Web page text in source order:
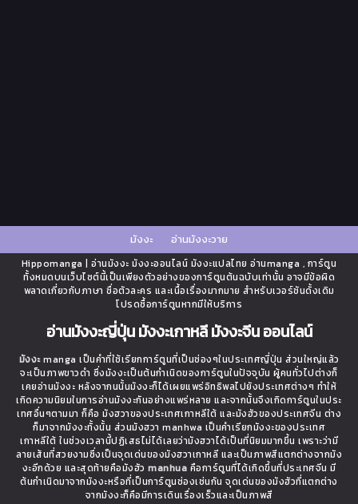
มังงะ อ่านมังงะวาย
Hippomanga | อ่านมังงะ มังงะออนไลน์ มังงะแปลไทย อ่านmanga , การ์ตูน
ทั้งหมดบนเว็บไซต์นี้เป็นเพียงตัวอย่างของการ์ตูนต้นฉบับเท่านั้น อาจมีข้อผิด
พลาดเกี่ยวกับภาษา ชื่อตัวละคร และเนื้อเรื่องมากมาย สำหรับเวอร์ชันดั้งเดิม
โปรดซื้อการ์ตูนหากมีให้บริการ
อ่านมังงะญี่ปุ่น มังงะเกาหลี มังงะจีน ออนไลน์
มังงะmanga เป็นคำที่ใช้เรียกการ์ตูนที่เป็นช่องๆในประเทศญี่ปุ่น ส่วนใหญ่แล้ว
จะเป็นภาพขาวดำ ซึ่งมังงะเป็นต้นกำเนิดของการ์ตูนในปัจจุบัน ผู้คนทั่วไปต่างก็
เคยอ่านมังงะ หลังจากนนั้นมังงะก็ได้เผยแพร่อิทธิพลไปยังประเทศต่างๆ ทำให้
เกิดความนิยมในการอ่านมังงะกันอย่างแพร่หลาย และจากนั้นจึงเกิดการ์ตูนในประ
เทศอื่นๆตามมา ก็คือ มังฮวาของประเทศเกาหลีใต้ และมังฮัวของประเทศจีน ต่าง
ก็มาจากมังงะทั้งนั้น ส่วนมังฮวา manhwa เป็นคำเรียกมังงะของประเทศ
เกาหลีใต้ ในช่วงเวลานี้ปฏิเสธไม่ได้เลยว่ามังฮวาได้เป็นที่นิยมมากขึ้น เพราะว่ามี
ลายเส้นที่สวยงามซึ่งเป็นจุดเด่นของมังฮวาเกาหลี และเป็นภาพสีแตกต่างจากมัง
งะอีกด้วย และสุดท้ายคือมังฮัว manhua คือการ์ตูนที่ได้เกิดขึ้นที่ประเทศจีน มี
ต้นกำเนิดมาจากมังงะหรือที่เป็นการ์ตูนช่องเช่นกัน จุดเด่นของมังฮัวที่แตกต่าง
จากมังงะก็คือมีการเดินเรื่องเร็วและเป็นภาพสี